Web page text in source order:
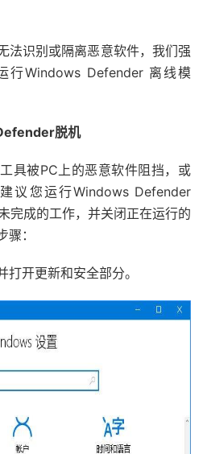
识别或隔离恶意软件，我们强
行Windows Defender 离线模
脱机
被PC上的恶意软件阻挡，或
议您运行Windows Defender
完成的工作，并关闭正在运行的
：
开更新和安全部分。